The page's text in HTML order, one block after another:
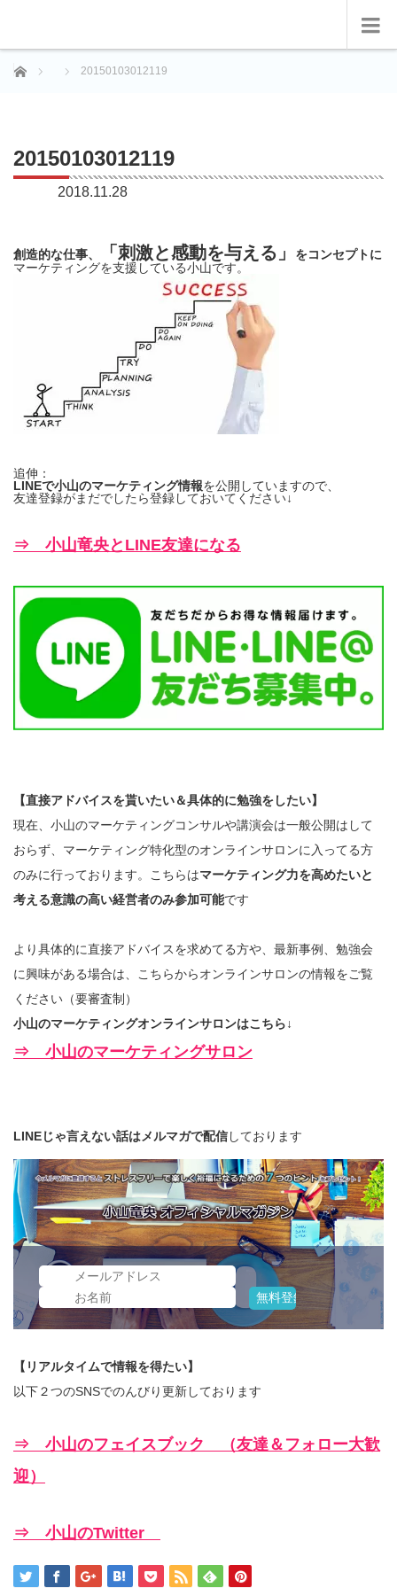
ホーム 20150103012119
20150103012119
2018.11.28
創造的な仕事、 「刺激と感動を与える」
をコンセプトに
マーケティングを支援している小山です。
追伸：
LINEで小山のマーケティング情報を公開していますので、
友達登録がまだでしたら登録しておいてください↓
⇒ 小山竜央とLINE友達になる
【直接アドバイスを貰いたい＆具体的に勉強をしたい】
現在、小山のマーケティングコンサルや講演会は一般公開はして
おらず、マーケティング特化型のオンラインサロンに入ってる方
のみに行っております。こちらはマーケティング力を高めたいと
考える意識の高い経営者のみ参加可能です
より具体的に直接アドバイスを求めてる方や、最新事例、勉強会
に興味がある場合は、こちらからオンラインサロンの情報をご覧
ください（要審査制）
小山のマーケティングオンラインサロンはこちら↓
⇒ 小山のマーケティングサロン
LINEじゃ言えない話はメルマガで配信しております
【リアルタイムで情報を得たい】
以下２つのSNSでのんびり更新しております
⇒ 小山のフェイスブック （友達＆フォロー大歓
迎）
⇒ 小山のTwitter